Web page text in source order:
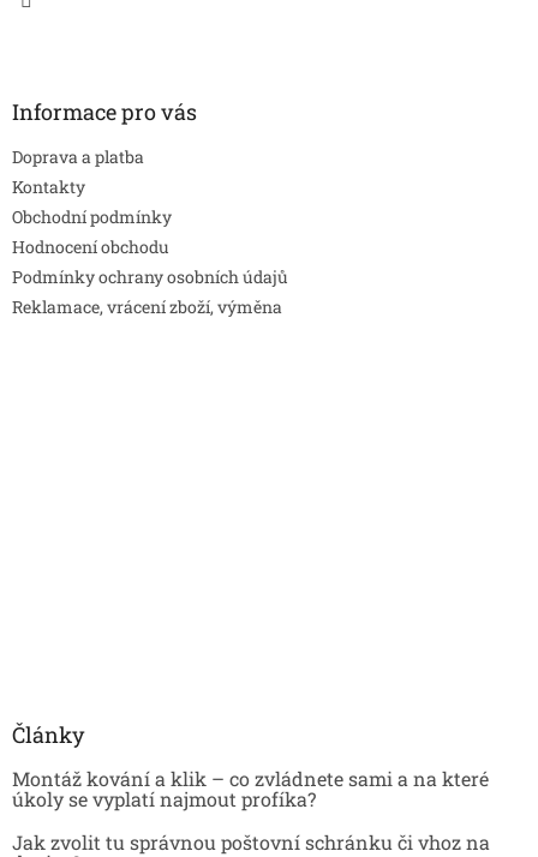
Informace pro vás
Doprava a platba
Kontakty
Obchodní podmínky
Hodnocení obchodu
Podmínky ochrany osobních údajů
Reklamace, vrácení zboží, výměna
Články
Montáž kování a klik – co zvládnete sami a na které
úkoly se vyplatí najmout profíka?
Jak zvolit tu správnou poštovní schránku či vhoz na